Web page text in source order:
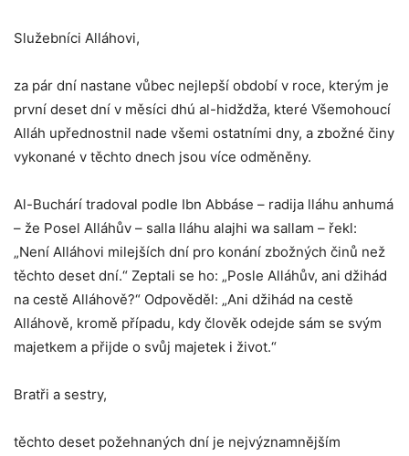
Služebníci Alláhovi,
za pár dní nastane vůbec nejlepší období v roce, kterým je
první deset dní v měsíci dhú al-hidždža, které Všemohoucí
Alláh upřednostnil nade všemi ostatními dny, a zbožné činy
vykonané v těchto dnech jsou více odměněny.
Al-Buchárí tradoval podle Ibn Abbáse – radija lláhu anhumá
– že Posel Alláhův – salla lláhu alajhi wa sallam – řekl:
„Není Alláhovi milejších dní pro konání zbožných činů než
těchto deset dní.“ Zeptali se ho: „Posle Alláhův, ani džihád
na cestě Alláhově?“ Odpověděl: „Ani džihád na cestě
Alláhově, kromě případu, kdy člověk odejde sám se svým
majetkem a přijde o svůj majetek i život.“
Bratři a sestry,
těchto deset požehnaných dní je nejvýznamnějším